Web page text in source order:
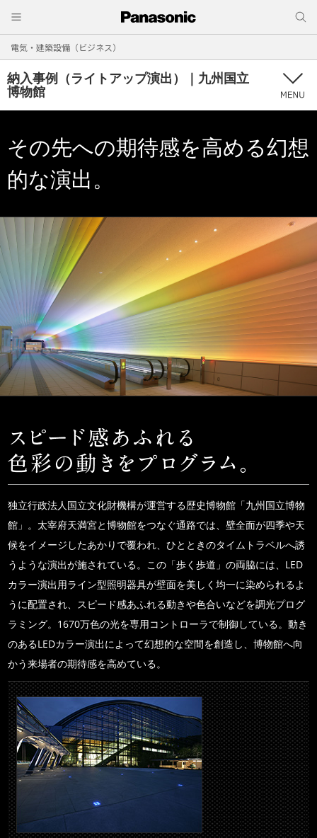
電気・建築設備（ビジネス）
納入事例（ライトアップ演出）｜九州国立
博物館
その先への期待感を高める幻想
的な演出。
独立行政法人国立文化財機構が運営する歴史博物館「九州国立博物
館」。太宰府天満宮と博物館をつなぐ通路では、壁全面が四季や天
候をイメージしたあかりで覆われ、ひとときのタイムトラベルへ誘
うような演出が施されている。この「歩く歩道」の両脇には、LED
カラー演出用ライン型照明器具が壁面を美しく均一に染められるよ
うに配置され、スピード感あふれる動きや色合いなどを調光プログ
ラミング。1670万色の光を専用コントローラで制御している。動き
のあるLEDカラー演出によって幻想的な空間を創造し、博物館へ向
かう来場者の期待感を高めている。